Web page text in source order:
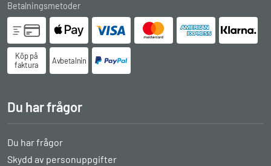
Betalningsmetoder
Köp på
faktura
Avbetalningsköp
Du har frågor
Du har frågor
Skydd av personuppgifter